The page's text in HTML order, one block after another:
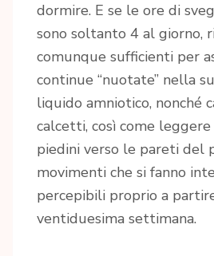
dormire. E se le ore di
sono soltanto 4 al giorno,
comunque sufficienti per
continue “nuotate” nella
liquido amniotico, nonché
calcetti, così come
piedini verso le pareti del
movimenti che si fanno
percepibili proprio a
ventiduesima settimana.